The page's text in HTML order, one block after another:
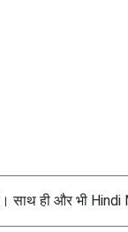
ही और भी Hindi